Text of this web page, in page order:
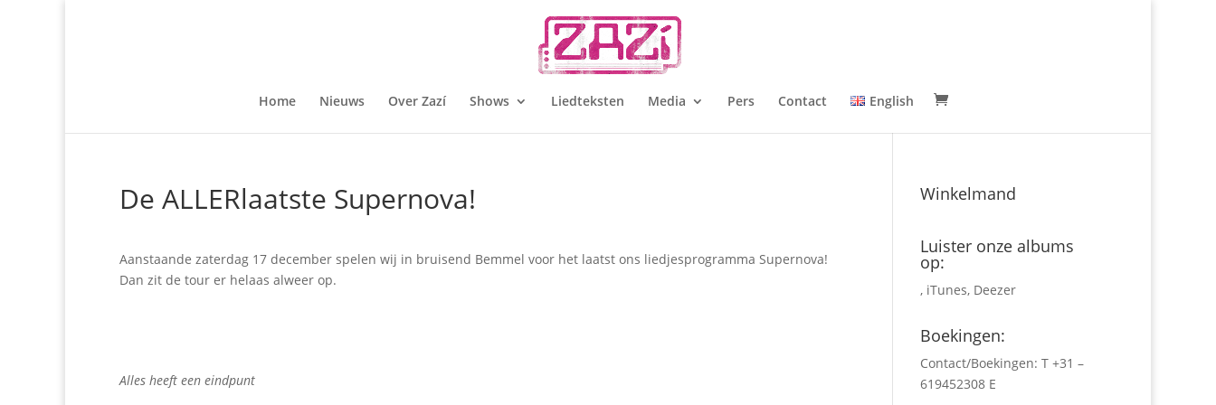
Home Nieuws Over Zazí Shows Liedteksten Media Pers Contact English
De ALLERlaatste Supernova!
Aanstaande zaterdag 17 december spelen wij in bruisend Bemmel voor het laatst ons liedjesprogramma Supernova!
Dan zit de tour er helaas alweer op.
Alles heeft een eindpunt
Winkelmand
Luister onze albums
op:
, iTunes, Deezer
Boekingen:
Contact/Boekingen: T +31 –
619452308 E